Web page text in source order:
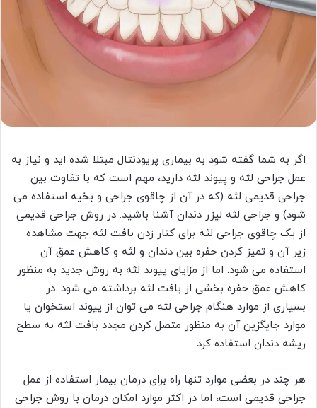
اگر به شما گفته شود به بیماری پریودنتال مبتلا شده اید و نیاز به
عمل جراحی لثه و پیوند لثه دارید، مهم است که با تفاوت بین
جراحی قدیمی لثه (که در آن از چاقوی جراحی و بخیه استفاده می
شود) و جراحی لثه لیزر دندان آشنا باشید. در روش جراحی قدیمی
از یک چاقوی جراحی لثه برای کنار زدن بافت لثه جهت مشاهده
زیر آن و تمیز کردن حفره بین دندان و لثه و کاهش عمق آن
استفاده می شود. اما از مزایای پیوند لثه به روش جدید به منظور
کاهش عمق حفره بخشی از بافت لثه برداشته می شود. در
بسیاری از موارد هنگام جراحی لثه می توان از پیوند استخوان یا
موارد جایگزین آن به منظور متصل کردن مجدد بافت لثه به سطح
ریشه دندان استفاده کرد.
هر چند در بعضی موارد تنها راه برای درمان بیمار استفاده از عمل
جراحی قدیمی است، اما در اکثر موارد امکان درمان با روش جراحی